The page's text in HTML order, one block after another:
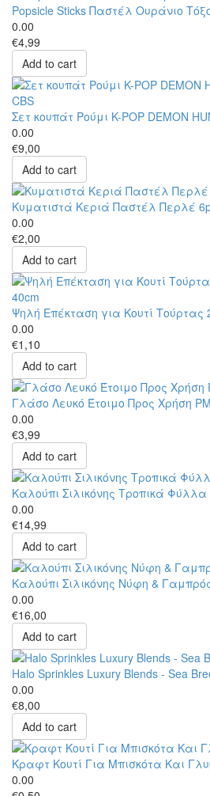
Popsicle Sticks Παστέλ Ουράνιο
0.00
€4,99
Add to cart
Σετ κουπάτ Ρούμι K-POP DEMON
0.00
€9,00
Add to cart
Κυματιστά Κεριά Παστέλ Περλέ
0.00
€2,00
Add to cart
Ψηλή Επέκταση για Κουτί Τούρτας
0.00
€1,10
Add to cart
Γλάσο Λευκό Έτοιμο Προς Χρήση
0.00
€3,99
Add to cart
Καλούπι Σιλικόνης Τροπικά
0.00
€14,99
Add to cart
Καλούπι Σιλικόνης Νύφη &
0.00
€16,00
Add to cart
Halo Sprinkles Luxury Blends - Sea
0.00
€8,00
Add to cart
Κραφτ Κουτί Για Μπισκότα Και
0.00